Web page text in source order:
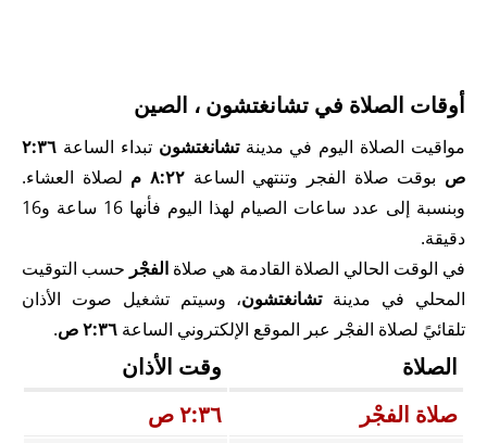
أوقات الصلاة في تشانغتشون ، الصين
مواقيت الصلاة اليوم في مدينةتشانغتشون تبداء الساعة ٢:٣٦
ص بوقت صلاة الفجر وتنتهي الساعة ٨:٢٢ م
لصلاة العشاء.
وبنسبة إلى عدد ساعات الصيام لهذا اليوم فأنها 16 ساعة و16
دقيقة.
في الوقت الحالي الصلاة القادمة هي صلاة الفجْر حسب التوقيت
المحلي في مدينةتشانغتشون، وسيتم تشغيل صوت الأذان
تلقائيً لصلاة الفجْر عبر الموقع الإلكتروني الساعة ٢:٣٦ ص .
الصلاة
وقت الأذان
صلاة الفجْر
٢:٣٦ ص